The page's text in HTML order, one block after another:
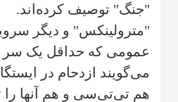
"جنگ" توصیف کرده‌اند.
"مترولینکس" و دیگر
عمومی که حداقل یک سر
می‌گویند ازدحام در
هم تی‌تی‌سی و هم آنها را